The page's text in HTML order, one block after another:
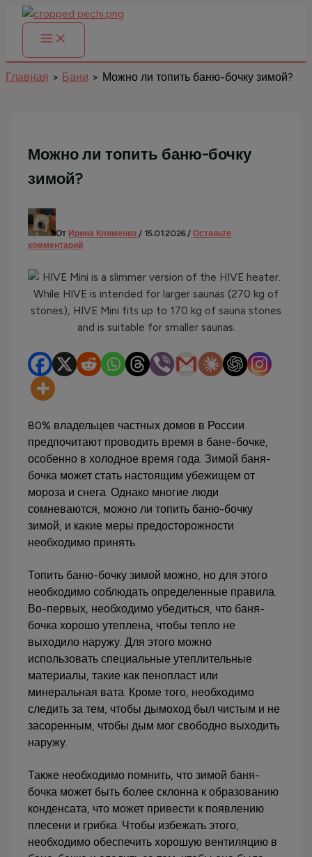
Перейти
содержимому
Главная Бани Можно ли топить баню-бочку зимой?
Можно ли топить баню-бочку
зимой?
От Ирина Клименко/ 15.01.2026/Оставьте
комментарий
80% владельцев частных домов в России
предпочитают проводить время в бане-бочке,
особенно в холодное время года. Зимой баня-
бочка может стать настоящим убежищем от
мороза и снега. Однако многие люди
сомневаются, можно ли топить баню-бочку
зимой, и какие меры предосторожности
необходимо принять.
Топить баню-бочку зимой можно, но для этого
необходимо соблюдать определенные правила.
Во-первых, необходимо убедиться, что баня-
бочка хорошо утеплена, чтобы тепло не
выходило наружу. Для этого можно
использовать специальные утеплительные
материалы, такие как пенопласт или
минеральная вата. Кроме того, необходимо
следить за тем, чтобы дымоход был чистым и не
засоренным, чтобы дым мог свободно выходить
наружу.
Также необходимо помнить, что зимой баня-
бочка может быть более склонна к образованию
конденсата, что может привести к появлению
плесени и грибка. Чтобы избежать этого,
необходимо обеспечить хорошую вентиляцию в